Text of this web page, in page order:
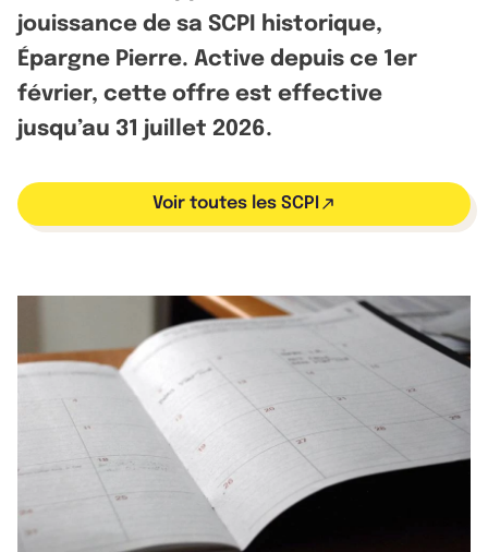
jouissance de sa SCPI historique,
Épargne Pierre. Active depuis ce 1er
février, cette offre est effective
jusqu’au 31 juillet 2026.
Voir toutes les SCPI